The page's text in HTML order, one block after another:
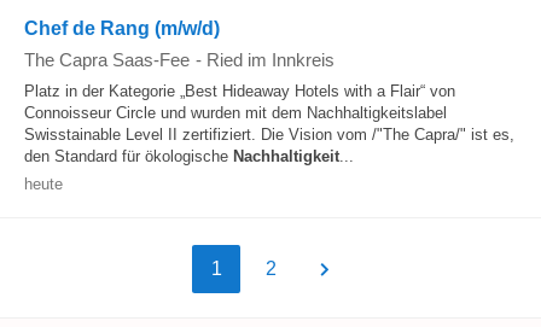
Chef de Rang (m/w/d)
The Capra Saas-Fee - Ried im Innkreis
Platz in der Kategorie „Best Hideaway Hotels with a Flair“ von
Connoisseur Circle und wurden mit dem Nachhaltigkeitslabel
Swisstainable Level II zertifiziert. Die Vision vom /"The Capra/" ist es,
den Standard für ökologische Nachhaltigkeit...
heute
1 2